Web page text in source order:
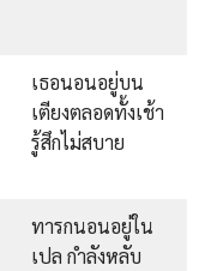
เธอนอนอยู่บน
เตียงตลอดทั้งเช้า
รู้สึกไม่สบาย
ทารกนอนอยู่ใน
เปล กำลังหลับ